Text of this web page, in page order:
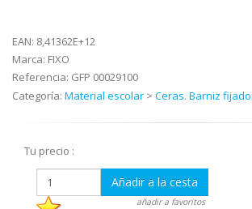
EAN: 8,41362E+12
Marca: FIXO
Referencia: GFP 00029100
Categoría: Material escolar > Ceras. Barniz
Tu precio :
Añadir a la cesta
añadir a favoritos